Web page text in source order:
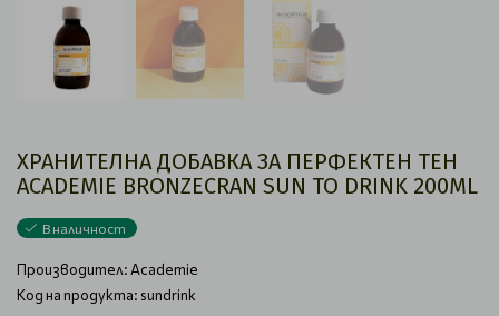
ХРАНИТЕЛНА ДОБАВКА ЗА ПЕРФЕКТЕН ТЕН
ACADEMIE BRONZECRAN SUN TO DRINK 200ML
В наличност
Производител: Academie
Код на продукта: sundrink